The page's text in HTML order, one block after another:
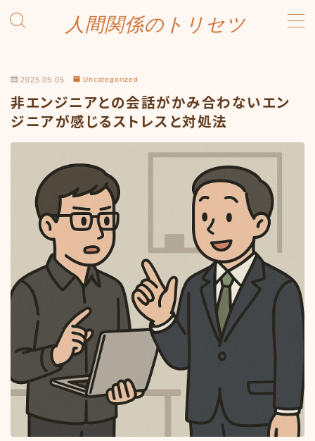
人間関係のトリセツ
プライバシーポリシー
プロフィール
ホーム
2025.05.05 Uncategorized
非エンジニアとの会話がかみ合わないエン
ジニアが感じるストレスと対処法